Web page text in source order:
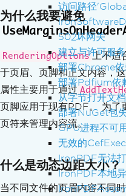
访问路径
502坏网关
建立与许可服
部署Chrome
部署Pdfium依
从字节打开文
部署NuGet包
GPU进程不可用
无效的
IronPDF无法
IronPDF本地
// Margin values are
renderer.
=
30;
renderer.
30 ;
renderer.
renderer.
25;
// Add header and
renderer.
为什么我要避免
RenderingOptions 上不适
于页眉、页脚和正文内容，
属性主要用于通过
页脚应用于现有PDF。 为了
页符来管理内容流。
什么是动态边距大小？
当不同文件的页眉内容不同